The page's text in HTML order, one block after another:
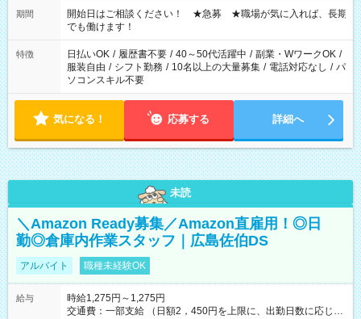
せん ※法令に基づき、週20時間以上勤務は社会保険への加入対
象となります ※労働者派遣法（日雇い派遣の原則禁止）によ
り、短時間・短期間の就業はご案内が難しい場合があります
期間
開始日はご相談ください！ ★急募 ★職場が気に入れば、長期
でも働けます！
特徴 日払いOK / 履歴書不要 / 40～50代活躍中 / 副業・WワークOK /
服装自由 / シフト勤務 / 10名以上の大量募集 / 電話対応なし / パ
ソコンスキル不要
気になる！ 応募する 詳細へ
未読
＼Amazon Ready募集／Amazon直雇用！◎日
勤◎倉庫内作業スタッフ｜広島佐伯DS
アルバイト 職種未経験OK
給与
時給1,275円～1,275円
交通費：一部支給 （日額2，450円を上限に、出勤日数に応じて